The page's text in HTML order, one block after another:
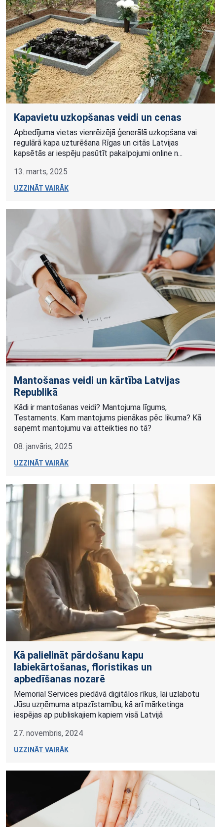
Kapavietu uzkopšanas veidi un cenas
Apbedījuma vietas vienrēizējā ģenerālā uzkopšana vai
regulārā kapa uzturēšana Rīgas un citās Latvijas
kapsētās ar iespēju pasūtīt pakalpojumi online n...
13. marts, 2025
UZZINĀT VAIRĀK
Mantošanas veidi un kārtība Latvijas
Republikā
Kādi ir mantošanas veidi? Mantojuma līgums,
Testaments. Kam mantojums pienākas pēc likuma? Kā
saņemt mantojumu vai atteikties no tā?
08. janvāris, 2025
UZZINĀT VAIRĀK
Kā palielināt pārdošanu kapu
labiekārtošanas, floristikas un
apbedīšanas nozarē
Memorial Services piedāvā digitālos rīkus, lai uzlabotu
Jūsu uzņēmuma atpazīstamību, kā arī mārketinga
iespējas ap publiskajiem kapiem visā Latvijā
27. novembris, 2024
UZZINĀT VAIRĀK